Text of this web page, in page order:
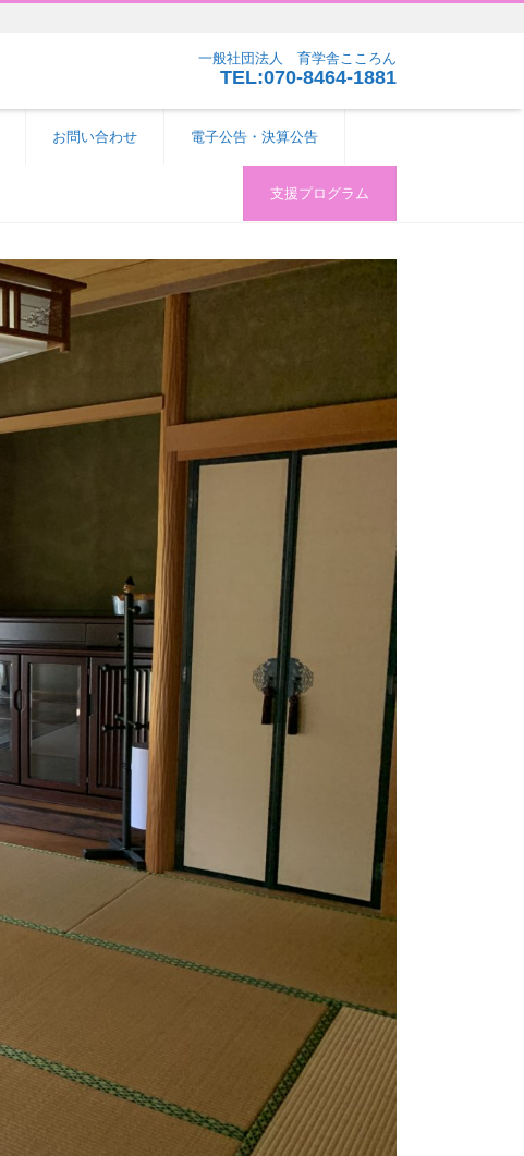
一般社団法人 育学舎こころん
TEL:070-8464-1881
お問い合わせ 電子公告・決算公告
支援プログラム